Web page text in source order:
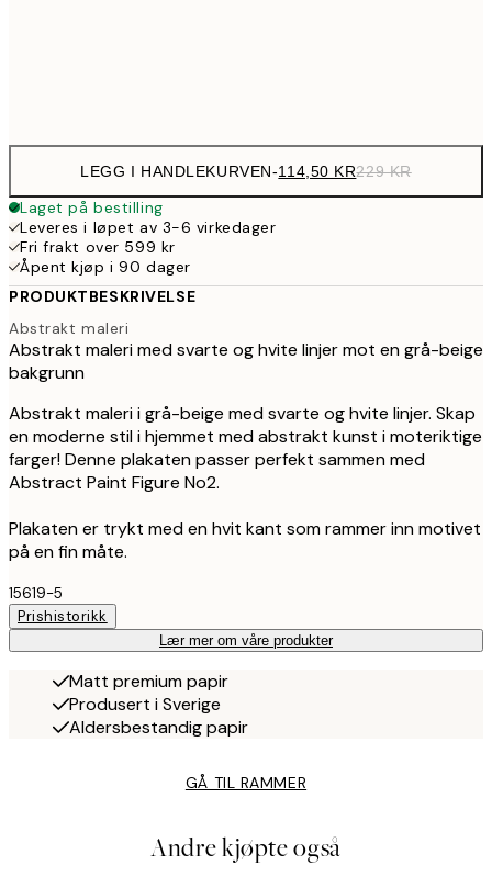
LEGG I HANDLEKURVEN-114,50 KR229 KR
Laget på bestilling
Leveres i løpet av 3-6 virkedager
Fri frakt over 599 kr
Åpent kjøp i 90 dager
PRODUKTBESKRIVELSE
Abstrakt maleri
Abstrakt maleri med svarte og hvite linjer mot en grå-beige
bakgrunn
Abstrakt maleri i grå-beige med svarte og hvite linjer. Skap
en moderne stil i hjemmet med abstrakt kunst i moteriktige
farger! Denne plakaten passer perfekt sammen med
Abstract Paint Figure No2.
Plakaten er trykt med en hvit kant som rammer inn motivet
på en fin måte.
15619-5
Prishistorikk
Lær mer om våre produkter
Matt premium papir
Produsert i Sverige
Aldersbestandig papir
GÅ TIL RAMMER
Andre kjøpte også